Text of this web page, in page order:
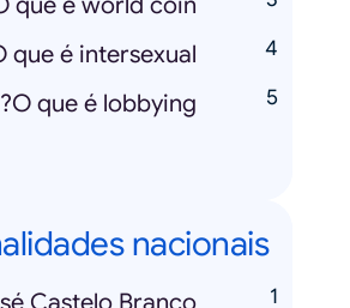
que é intersexual?
O que é lobbying?
nacionais